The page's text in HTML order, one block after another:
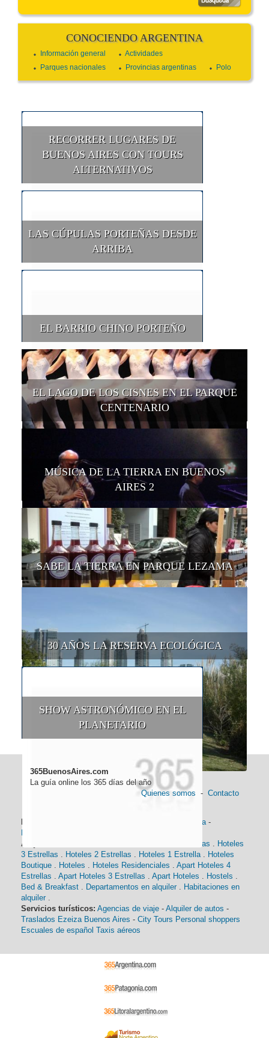
CONOCIENDO ARGENTINA
Información general
Actividades
Parques nacionales
Provincias argentinas Polo
RECORRER LUGARES DE
BUENOS AIRES CON TOURS
ALTERNATIVOS
LAS CÚPULAS PORTEÑAS DESDE
ARRIBA
EL BARRIO CHINO PORTEÑO
EL LAGO DE LOS CISNES EN EL PARQUE
CENTENARIO
MÚSICA DE LA TIERRA EN BUENOS
AIRES 2
SABE LA TIERRA EN PARQUE LEZAMA
30 AÑOS LA RESERVA ECOLÓGICA
SHOW ASTRONÓMICO EN EL
PLANETARIO
365BuenosAires.com
La guía online los 365 días del año
Quienes somos - Contacto
Historia -
Alojamiento:
Hoteles 4 Estrellas
Hoteles
3 Estrellas
Hoteles 2 Estrellas Hoteles 1 Estrella
Hoteles
Boutique
Hoteles Hoteles Residenciales
Apart Hoteles 4
Estrellas
Apart Hoteles 3 Estrellas Apart Hoteles Hostels
Bed & Breakfast
Departamentos en alquiler
Habitaciones en
alquiler
Servicios turísticos: Agencias de viaje - Alquiler de autos -
Traslados Ezeiza Buenos Aires - City Tours Personal shoppers
Escuales de español Taxis aéreos